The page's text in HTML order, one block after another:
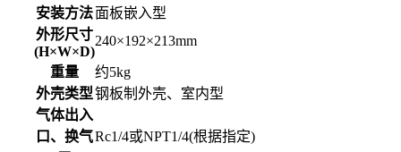
安装方法面板嵌入型
外形尺寸
(H×W×D)
240×192×213mm
重量
约5kg
外壳类型钢板制外壳、室内型
气体出入
口、换气Rc1/4或NPT1/4(根据指定)